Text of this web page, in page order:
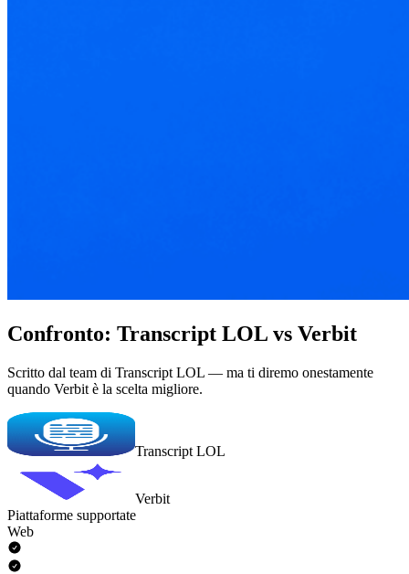
Confronto: Transcript LOL vs Verbit
Scritto dal team di Transcript LOL — ma ti diremo onestamente
quando Verbit è la scelta migliore.
Transcript LOL
Verbit
Piattaforme supportate
Web